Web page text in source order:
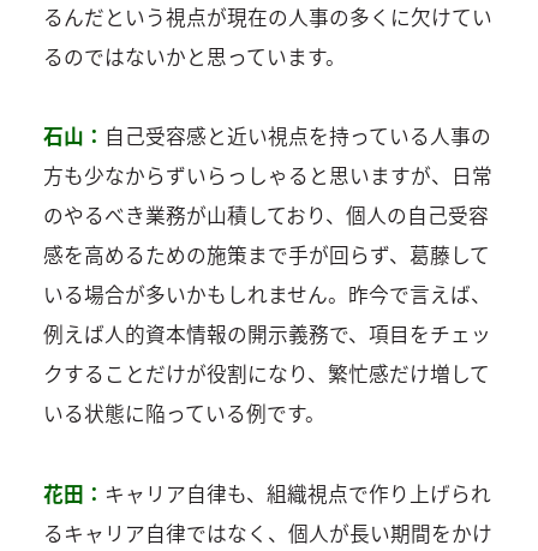
るんだという視点が現在の人事の多くに欠けてい
るのではないかと思っています。
石山： 自己受容感と近い視点を持っている人事の
方も少なからずいらっしゃると思いますが、日常
のやるべき業務が山積しており、個人の自己受容
感を高めるための施策まで手が回らず、葛藤して
いる場合が多いかもしれません。昨今で言えば、
例えば人的資本情報の開示義務で、項目をチェッ
クすることだけが役割になり、繁忙感だけ増して
いる状態に陥っている例です。
花田： キャリア自律も、組織視点で作り上げられ
るキャリア自律ではなく、個人が長い期間をかけ